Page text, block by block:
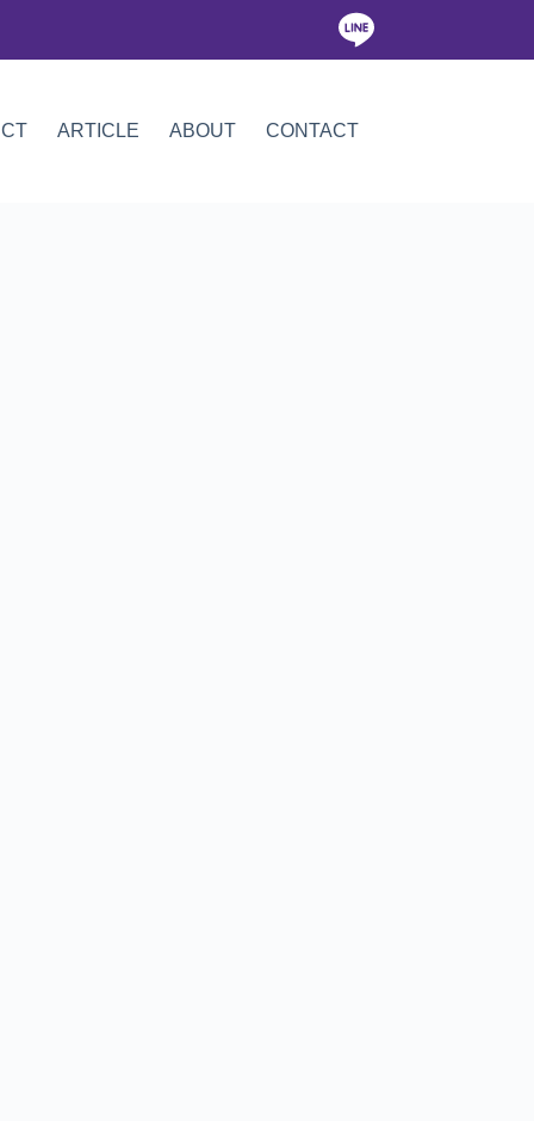
ARTICLE ABOUT CONTACT